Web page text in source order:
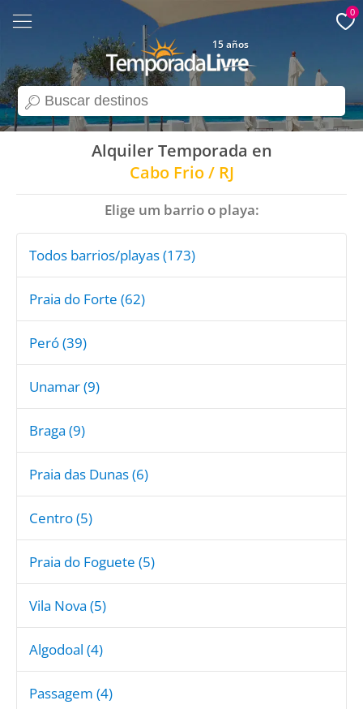
search
15 años
0
Alquiler Temporada en
Cabo Frio / RJ
Elige um barrio o playa:
Todos barrios/playas (173)
Praia do Forte (62)
Peró (39)
Unamar (9)
Braga (9)
Praia das Dunas (6)
Centro (5)
Praia do Foguete (5)
Vila Nova (5)
Algodoal (4)
Passagem (4)